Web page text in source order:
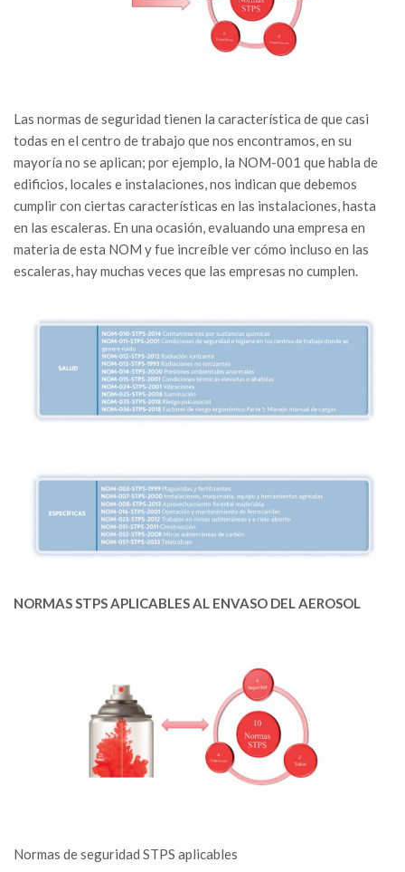
Las normas de seguridad tienen la característica de que casi
todas en el centro de trabajo que nos encontramos, en su
mayoría no se aplican; por ejemplo, la NOM-001 que habla de
edificios, locales e instalaciones, nos indican que debemos
cumplir con ciertas características en las instalaciones, hasta
en las escaleras. En una ocasión, evaluando una empresa en
materia de esta NOM y fue increíble ver cómo incluso en las
escaleras, hay muchas veces que las empresas no cumplen.
NORMAS STPS APLICABLES AL ENVASO DEL AEROSOL
Normas de seguridad STPS aplicables